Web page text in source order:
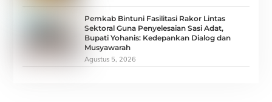
Pemkab Bintuni Fasilitasi Rakor Lintas
Sektoral Guna Penyelesaian Sasi Adat,
Bupati Yohanis: Kedepankan Dialog dan
Musyawarah
Agustus 5, 2026